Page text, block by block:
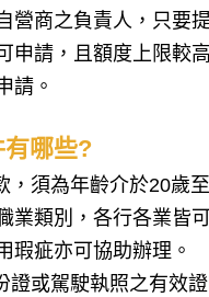
營商之負責人，只要
申請，且額度上限較
請。
有哪些?
，須為年齡介於20歲
業類別，各行各業皆
瑕疵亦可協助辦理。
證或駕駛執照之有效